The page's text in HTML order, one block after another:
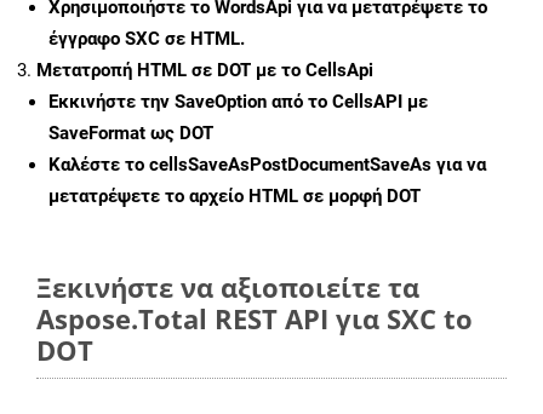
Χρησιμοποιήστε το WordsApi για να μετατρέψετε το
έγγραφο SXC σε HTML.
Μετατροπή HTML σε DOT με το CellsApi
Εκκινήστε την SaveOption από το CellsAPI με
SaveFormat ως DOT
Καλέστε το cellsSaveAsPostDocumentSaveAs για να
μετατρέψετε το αρχείο HTML σε μορφή DOT
Ξεκινήστε να αξιοποιείτε τα
Aspose.Total REST API για SXC to
DOT